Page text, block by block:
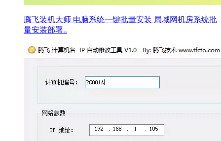
腾飞装机大师 电脑系统一键批量安装 局域网机房系统批
量安装部署..